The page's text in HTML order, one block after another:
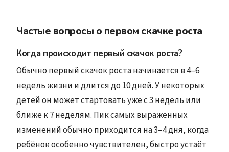
Частые вопросы о первом скачке роста
Когда происходит первый скачок роста?
Обычно первый скачок роста начинается в 4–6
недель жизни и длится до 10 дней. У некоторых
детей он может стартовать уже с 3 недель или
ближе к 7 неделям. Пик самых выраженных
изменений обычно приходится на 3–4 дня, когда
ребёнок особенно чувствителен, быстро устаёт